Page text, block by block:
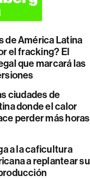
de América Latina
el fracking? El
que marcará las
ciudades de
donde el calor
perder más horas
a la caficultura
a replantear su